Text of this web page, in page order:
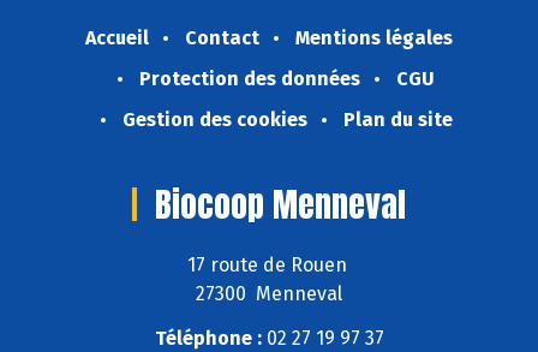
Accueil Contact
Mentions légales
Protection des données
CGU
Gestion des cookies
Plan du site
Biocoop Menneval
17 route de Rouen
27300 Menneval
Téléphone :02 27 19 97 37